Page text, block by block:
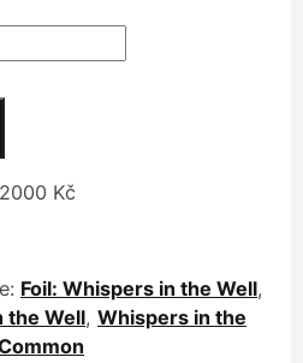
Kč
Kč
Foil: Whispers in the Well,
the Well, Whispers in the